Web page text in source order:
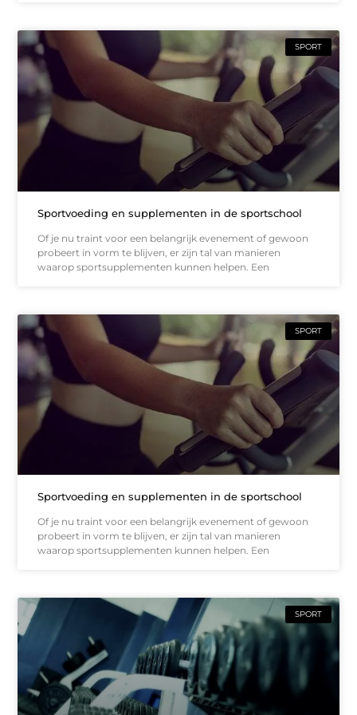
SPORT
Sportvoeding en supplementen in de sportschool
Of je nu traint voor een belangrijk evenement of gewoon
probeert in vorm te blijven, er zijn tal van manieren
waarop sportsupplementen kunnen helpen. Een
SPORT
Sportvoeding en supplementen in de sportschool
Of je nu traint voor een belangrijk evenement of gewoon
probeert in vorm te blijven, er zijn tal van manieren
waarop sportsupplementen kunnen helpen. Een
SPORT